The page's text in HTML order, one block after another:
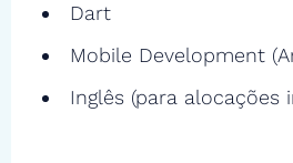
Dart
Mobile Development
Inglês (para alocações